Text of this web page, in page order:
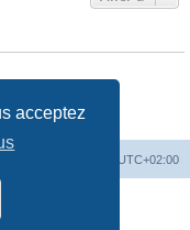
acceptez
UTC+02:00
© phpBB Limited